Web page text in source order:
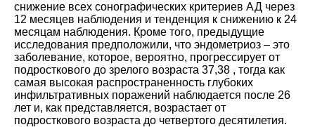
снижение всех сонографических критериев АД через
12 месяцев наблюдения и тенденция к снижению к 24
месяцам наблюдения. Кроме того, предыдущие
исследования предположили, что эндометриоз – это
заболевание, которое, вероятно, прогрессирует от
подросткового до зрелого возраста 37,38 , тогда как
самая высокая распространенность глубоких
инфильтративных поражений наблюдается после 26
лет и, как представляется, возрастает от
подросткового возраста до четвертого десятилетия.